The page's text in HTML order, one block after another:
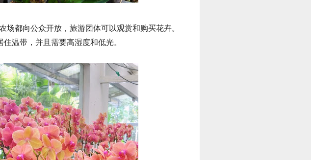
场都向公众开放，旅游团体可以观赏和购买花卉。
温带，并且需要高湿度和低光。